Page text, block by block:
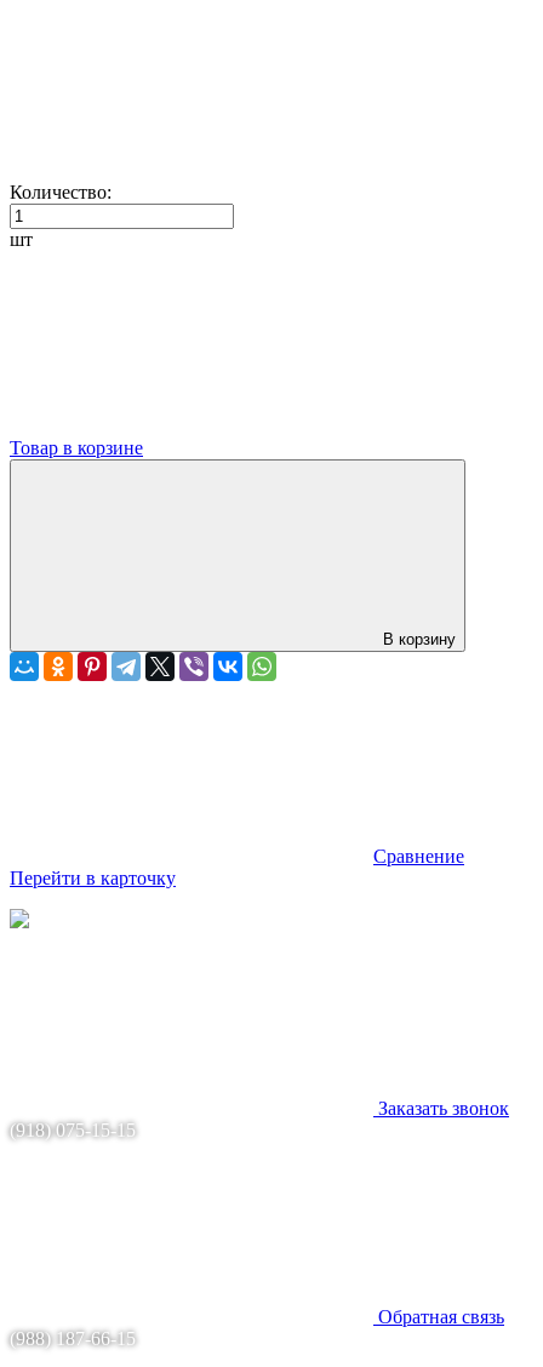
Количество:
шт
Товар в корзине
В корзину
Сравнение
Перейти в карточку
Заказать звонок
(918) 075-15-15
Обратная связь
(988) 187-66-15